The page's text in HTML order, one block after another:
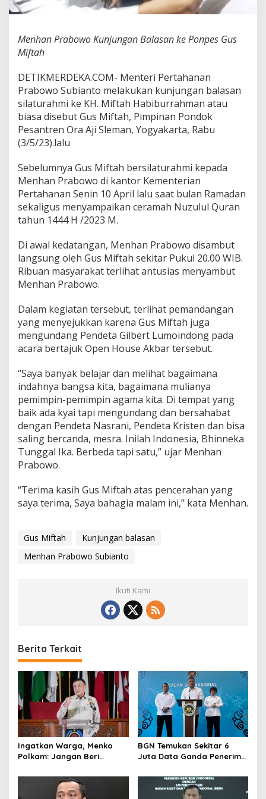
a
a
s
a
n
k
e
o
e
s
G
u
s
M
f
t
a
h
Menhan Prabowo Kunjungan Balasan ke Ponpes Gus
Miftah
DETIKMERDEKA.COM- Menteri Pertahanan
Prabowo Subianto melakukan kunjungan balasan
silaturahmi ke KH. Miftah Habiburrahman atau
biasa disebut Gus Miftah, Pimpinan Pondok
Pesantren Ora Aji Sleman, Yogyakarta, Rabu
(3/5/23).lalu
Sebelumnya Gus Miftah bersilaturahmi kepada
Menhan Prabowo di kantor Kementerian
Pertahanan Senin 10 April lalu saat bulan Ramadan
sekaligus menyampaikan ceramah Nuzulul Quran
tahun 1444 H /2023 M.
Di awal kedatangan, Menhan Prabowo disambut
langsung oleh Gus Miftah sekitar Pukul 20.00 WIB.
Ribuan masyarakat terlihat antusias menyambut
Menhan Prabowo.
Dalam kegiatan tersebut, terlihat pemandangan
yang menyejukkan karena Gus Miftah juga
mengundang Pendeta Gilbert Lumoindong pada
acara bertajuk Open House Akbar tersebut.
“Saya banyak belajar dan melihat bagaimana
indahnya bangsa kita, bagaimana mulianya
pemimpin-pemimpin agama kita. Di tempat yang
baik ada kyai tapi mengundang dan bersahabat
dengan Pendeta Nasrani, Pendeta Kristen dan bisa
saling bercanda, mesra. Inilah Indonesia, Bhinneka
Tunggal Ika. Berbeda tapi satu,” ujar Menhan
Prabowo.
“Terima kasih Gus Miftah atas pencerahan yang
saya terima, Saya bahagia malam ini,” kata Menhan.
Gus Miftah
Kunjungan balasan
Menhan Prabowo Subianto
Ikuti Kami
Berita Terkait
Ingatkan Warga, Menko
Polkam: Jangan Beri
Lebih Dulu
BGN Temukan Sekitar 6
Juta Data Ganda Penerima
Sudaryono